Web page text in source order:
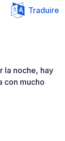
Traduire
la noche, hay
con mucho